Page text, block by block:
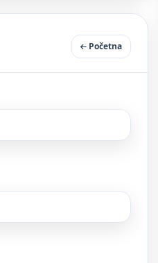
Početna